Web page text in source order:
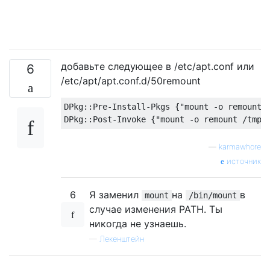
6
добавьте следующее в /etc/apt.conf или
/etc/apt/apt.conf.d/50remount
DPkg::Pre-Install-Pkgs {"mount -o
karmawhore
источник
6 Я заменил mount на /bin/mount в
случае изменения PATH. Ты
никогда не узнаешь.
— Лекенштейн